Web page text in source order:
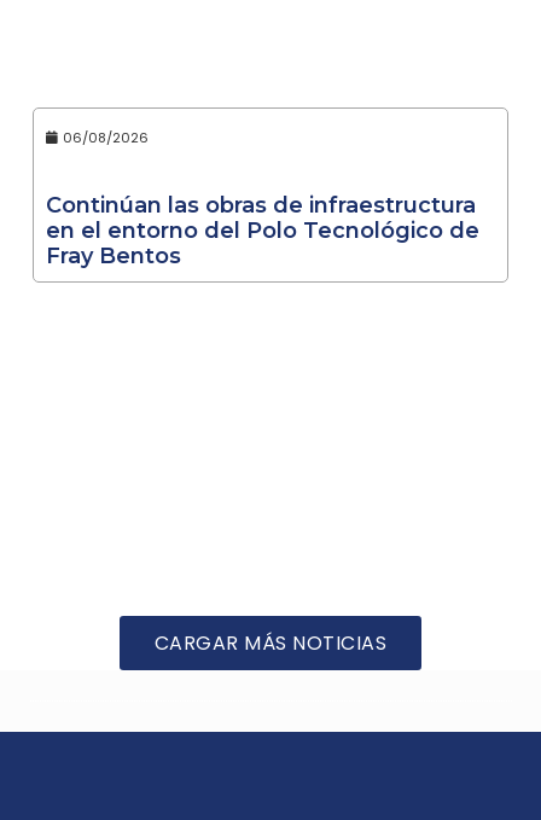
06/08/2026
Continúan las obras de infraestructura
en el entorno del Polo Tecnológico de
Fray Bentos
CARGAR MÁS NOTICIAS